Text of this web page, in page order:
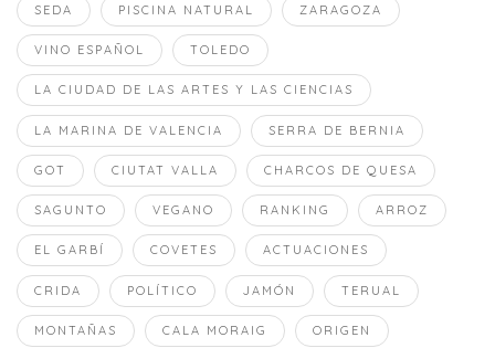
SEDA PISCINA NATURAL ZARAGOZA
VINO ESPAÑOL TOLEDO
LA CIUDAD DE LAS ARTES Y LAS CIENCIAS
LA MARINA DE VALENCIA SERRA DE BERNIA
GOT CIUTAT VALLA CHARCOS DE QUESA
SAGUNTO VEGANO RANKING ARROZ
EL GARBÍ COVETES ACTUACIONES
CRIDA POLÍTICO JAMÓN TERUAL
MONTAÑAS CALA MORAIG ORIGEN